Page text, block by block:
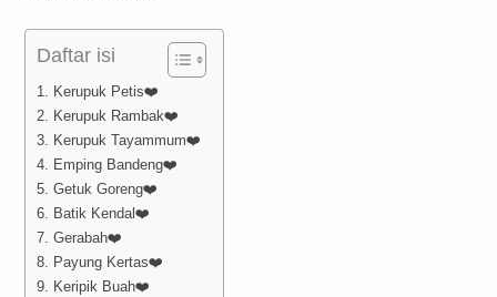
Daftar isi
1. Kerupuk Petis❤️
2. Kerupuk Rambak❤️
3. Kerupuk Tayammum❤️
4. Emping Bandeng❤️
5. Getuk Goreng❤️
6. Batik Kendal❤️
7. Gerabah❤️
8. Payung Kertas❤️
9. Keripik Buah❤️